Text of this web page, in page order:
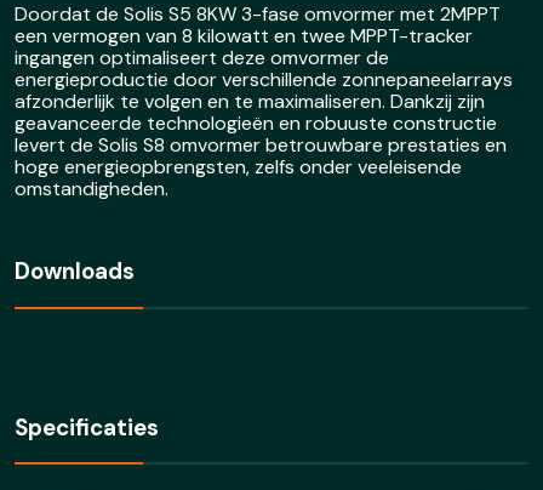
Doordat de Solis S5 8KW 3-fase omvormer met 2MPPT
een vermogen van 8 kilowatt en twee MPPT-tracker
ingangen optimaliseert deze omvormer de
energieproductie door verschillende zonnepaneelarrays
afzonderlijk te volgen en te maximaliseren. Dankzij zijn
geavanceerde technologieën en robuuste constructie
levert de Solis S8 omvormer betrouwbare prestaties en
hoge energieopbrengsten, zelfs onder veeleisende
omstandigheden.
Downloads
Specificaties